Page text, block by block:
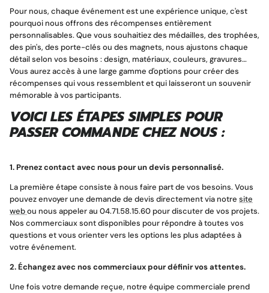
Pour nous, chaque événement est une expérience unique, c'est
pourquoi nous offrons des récompenses entièrement
personnalisables. Que vous souhaitiez des médailles, des trophées,
des pin's, des porte-clés ou des magnets, nous ajustons chaque
détail selon vos besoins : design, matériaux, couleurs, gravures…
Vous aurez accès à une large gamme d'options pour créer des
récompenses qui vous ressemblent et qui laisseront un souvenir
mémorable à vos participants.
VOICI LES ÉTAPES SIMPLES POUR
PASSER COMMANDE CHEZ NOUS :
1. Prenez contact avec nous pour un devis personnalisé.
La première étape consiste à nous faire part de vos besoins. Vous
pouvez envoyer une demande de devis directement via notre site
webou nous appeler au 04.71.58.15.60 pour discuter de vos projets.
Nos commerciaux sont disponibles pour répondre à toutes vos
questions et vous orienter vers les options les plus adaptées à
votre événement.
2. Échangez avec nos commerciaux pour définir vos attentes.
Une fois votre demande reçue, notre équipe commerciale prend